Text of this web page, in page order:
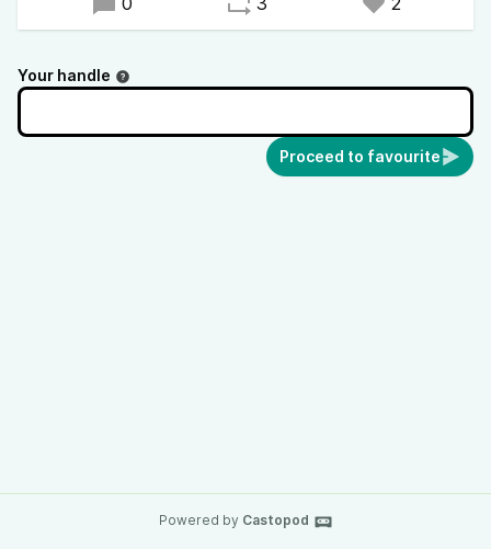
der etwas andere #Podcast
Your handle
Proceed to favourite
Powered by Castopod